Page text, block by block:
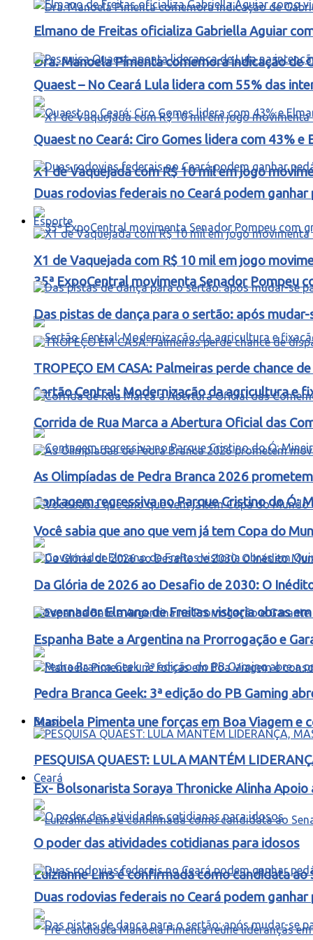
Dra. Manoela Pimenta comemora indicação
X1 de Vaquejada com R$ 10 mil em jogo
35ª ExpoCentral movimenta Senador Pompeu
Sertão Central: Modernização da agricultura e
Contagem regressiva no Parque Cristino do Ó:
Governador Elmano de Freitas vistoria obras
Manoela Pimenta une forças em Boa Viagem e
Ceará
Luizianne Lins é confirmada como candidata ao
Elmano de Freitas oficializa Gabriella Aguiar
Quaest – No Ceará Lula lidera com 55% das
Quaest no Ceará: Ciro Gomes lidera com 43%
Duas rodovias federais no Ceará podem
Esporte
X1 de Vaquejada com R$ 10 mil em jogo
Das pistas de dança para o sertão: após
TROPEÇO EM CASA: Palmeiras perde chance
Corrida de Rua Marca a Abertura Oficial das
As Olimpíadas de Pedra Branca 2026
Você sabia que ano que vem já tem Copa do
Da Glória de 2026 ao Desafio de 2030: O
Espanha Bate a Argentina na Prorrogação e
Pedra Branca Geek: 3ª edição do PB Gaming
Brasil
PESQUISA QUAEST: LULA MANTÉM
Ex- Bolsonarista Soraya Thronicke Alinha Apoio
O poder das atividades cotidianas para idosos
Duas rodovias federais no Ceará podem